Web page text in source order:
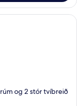
á míníbar,
og 2 stór tvíbreið